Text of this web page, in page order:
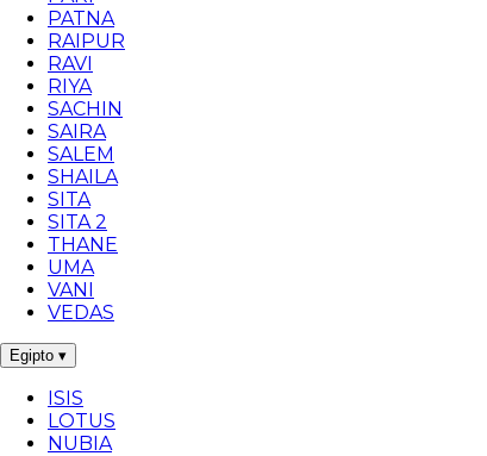
PATNA
RAIPUR
RAVI
RIYA
SACHIN
SAIRA
SALEM
SHAILA
SITA
SITA 2
THANE
UMA
VANI
VEDAS
Egipto ▾
ISIS
LOTUS
NUBIA